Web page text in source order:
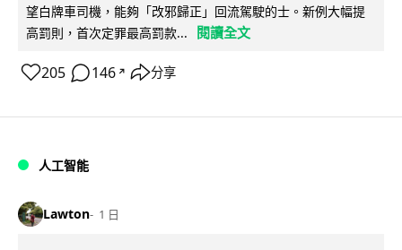
望白牌車司機，能夠「改邪歸正」回流駕駛的士。新例大幅提
高罰則，首次定罪最高罰款...
閱讀全文
205 146 ↗ 分享
人工智能
Lawton 1 日